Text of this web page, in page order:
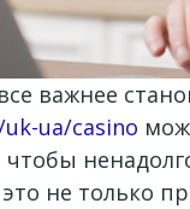
важнее
ua/casino
чтобы
не только